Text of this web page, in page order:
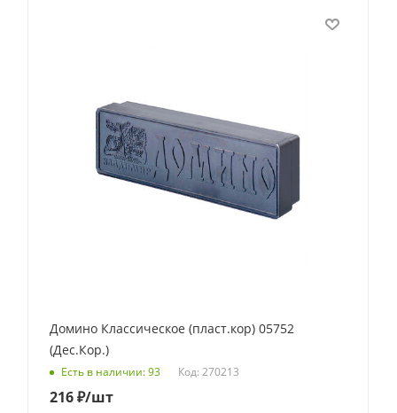
Домино Классическое (пласт.кор) 05752
(Дес.Кор.)
Есть в наличии: 93 Код: 270213
216₽/шт